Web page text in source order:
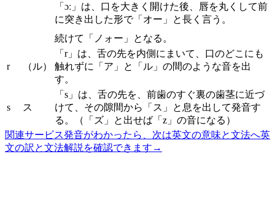
「ɔː」は、口を大きく開けた後、唇を丸くして前
に突き出した形で「オー」と長く言う。
続けて「ノォー」となる。
r （ル）
「r」は、舌の先を内側にまいて、口のどこにも
触れずに「ア」と「ル」の間のような音を出
す。
s ス
「s」は、舌の先を、前歯のすぐ裏の歯茎に近づ
けて、その隙間から「ス」と息を出して発音す
る。（「ズ」と出せば「z」の音になる）
関連サービス発音がわかったら、次は英文の意味と文法へ英
文の訳と文法解説を確認できます →